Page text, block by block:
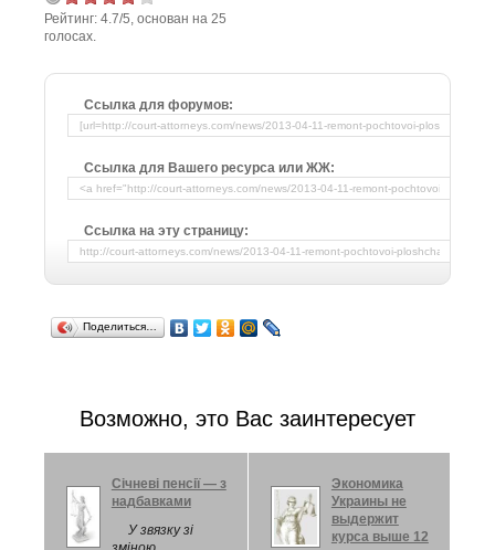
Рейтинг: 4.7/5, основан на 25
голосах.
Ссылка для форумов:
Ссылка для Вашего ресурса или ЖЖ:
Ссылка на эту страницу:
Поделиться…
Возможно, это Вас заинтересует
Січневі пенсії — з
надбавками
У звязку зі
Экономика
Украины не
выдержит
курса выше 12